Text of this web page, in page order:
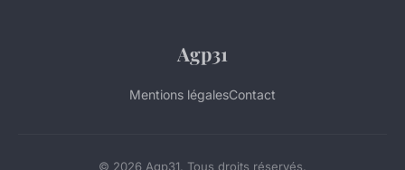
Agp31
Mentions légalesContact
© 2026 Agp31. Tous droits réservés.